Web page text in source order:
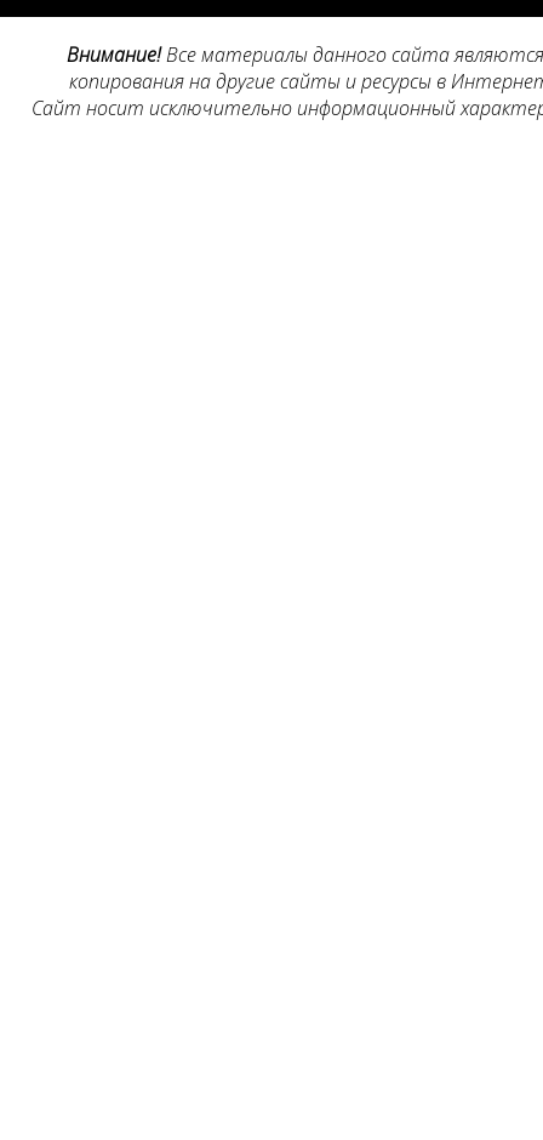
Внимание!Все материалы данного сайта
копирования на другие сайты и ресурсы в
Сайт носит исключительно информационный